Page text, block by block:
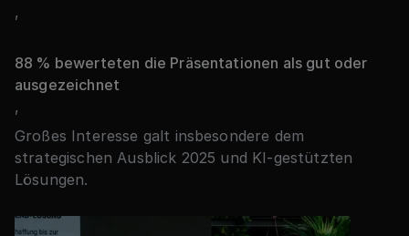
,
88 % bewerteten die Präsentationen als gut oder
ausgezeichnet
,
Großes Interesse galt insbesondere dem
strategischen Ausblick 2025 und KI-gestützten
Lösungen.